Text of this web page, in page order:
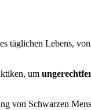
täglichen Lebens,
um
von Schwarzen